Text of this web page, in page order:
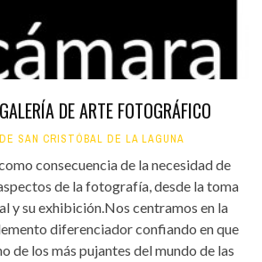
DE ARTE FOTOGRÁFICO
SAN CRISTÓBAL DE LA LAGUNA
consecuencia de la necesidad de
de la fotografía, desde la toma
y su exhibición.Nos centramos en la
diferenciador confiando en que
de los más pujantes del mundo de las